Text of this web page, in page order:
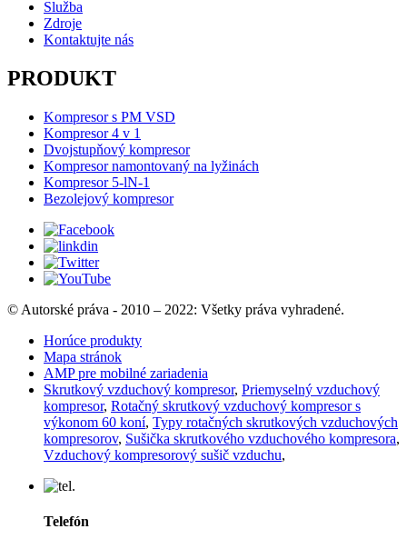
Služba
Zdroje
Kontaktujte nás
PRODUKT
Kompresor s PM VSD
Kompresor 4 v 1
Dvojstupňový kompresor
Kompresor namontovaný na lyžinách
Kompresor 5-lN-1
Bezolejový kompresor
© Autorské práva - 2010 – 2022: Všetky práva vyhradené.
Horúce produkty
Mapa stránok
AMP pre mobilné zariadenia
Skrutkový vzduchový kompresor, Priemyselný vzduchový
kompresor, Rotačný skrutkový vzduchový kompresor s
výkonom 60 koní, Typy rotačných skrutkových vzduchových
kompresorov, Sušička skrutkového vzduchového kompresora,
Vzduchový kompresorový sušič vzduchu,
Telefón